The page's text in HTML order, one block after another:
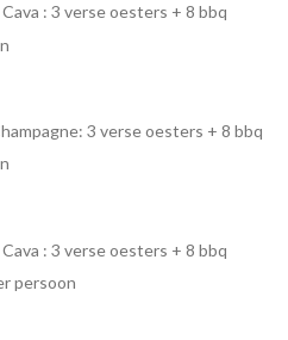
: 3 verse oesters + 8 bbq
3 verse oesters + 8 bbq
: 3 verse oesters + 8 bbq
persoon